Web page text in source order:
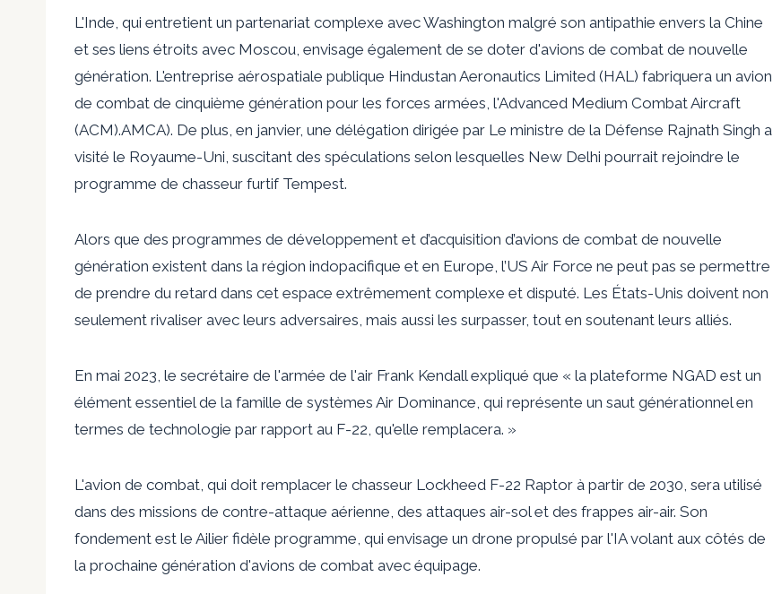
L'Inde, qui entretient un partenariat complexe avec Washington malgré son antipathie envers la Chine
et ses liens étroits avec Moscou, envisage également de se doter d'avions de combat de nouvelle
génération. L'entreprise aérospatiale publique Hindustan Aeronautics Limited (HAL) fabriquera un avion
de combat de cinquième génération pour les forces armées, l'Advanced Medium Combat Aircraft
(ACM).AMCA). De plus, en janvier, une délégation dirigée par Le ministre de la Défense Rajnath Singh a
visité le Royaume-Uni, suscitant des spéculations selon lesquelles New Delhi pourrait rejoindre le
programme de chasseur furtif Tempest.
Alors que des programmes de développement et d’acquisition d’avions de combat de nouvelle
génération existent dans la région indopacifique et en Europe, l’US Air Force ne peut pas se permettre
de prendre du retard dans cet espace extrêmement complexe et disputé. Les États-Unis doivent non
seulement rivaliser avec leurs adversaires, mais aussi les surpasser, tout en soutenant leurs alliés.
En mai 2023, le secrétaire de l'armée de l'air Frank Kendall expliqué que « la plateforme NGAD est un
élément essentiel de la famille de systèmes Air Dominance, qui représente un saut générationnel en
termes de technologie par rapport au F-22, qu'elle remplacera. »
L'avion de combat, qui doit remplacer le chasseur Lockheed F-22 Raptor à partir de 2030, sera utilisé
dans des missions de contre-attaque aérienne, des attaques air-sol et des frappes air-air. Son
fondement est le Ailier fidèle programme, qui envisage un drone propulsé par l'IA volant aux côtés de
la prochaine génération d'avions de combat avec équipage.